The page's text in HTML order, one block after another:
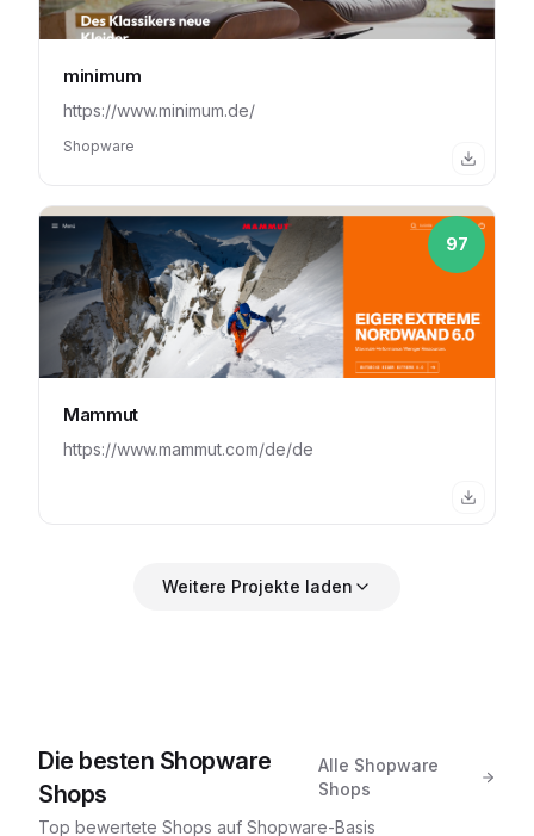
minimum
https://www.minimum.de/
Shopware
97
Mammut
https://www.mammut.com/de/de
Weitere Projekte laden
Die besten Shopware
Shops
Alle Shopware
Shops
Top bewertete Shops auf Shopware-Basis